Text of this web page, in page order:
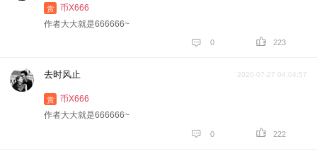
赏
币X666
作者大大就是666666~
 0  223
去时风止 2020-07-27 04:04:57
赏
币X666
作者大大就是666666~
 0  222